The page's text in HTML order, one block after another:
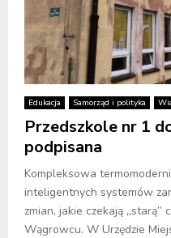
Edukacja Samorząd i polityka
Przedszkole nr 1
podpisana
Kompleksowa
inteligentnych systemów
zmian, jakie czekają „starą”
Wągrowcu. W Urzędzie